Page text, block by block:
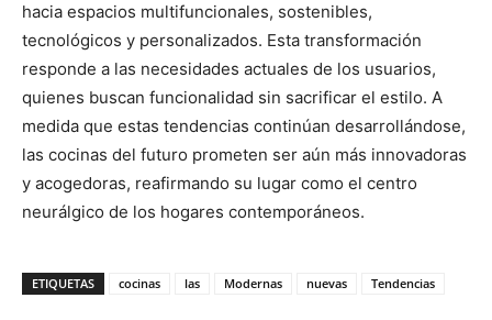
hacia espacios multifuncionales, sostenibles,
tecnológicos y personalizados. Esta transformación
responde a las necesidades actuales de los usuarios,
quienes buscan funcionalidad sin sacrificar el estilo. A
medida que estas tendencias continúan desarrollándose,
las cocinas del futuro prometen ser aún más innovadoras
y acogedoras, reafirmando su lugar como el centro
neurálgico de los hogares contemporáneos.
ETIQUETAS cocinas las Modernas nuevas Tendencias